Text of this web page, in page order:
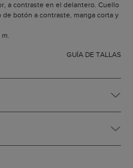
a contraste en el delantero. Cuello
botón a contraste, manga corta y
GUÍA DE TALLAS